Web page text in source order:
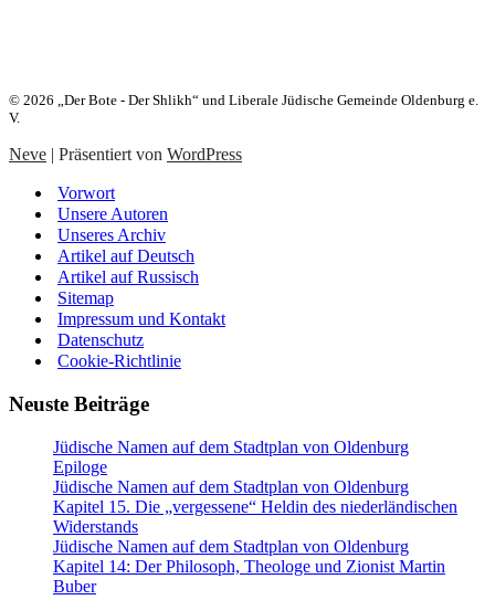
© 2026 „Der Bote - Der Shlikh“ und Liberale Jüdische Gemeinde Oldenburg e.
V.
Neve | Präsentiert von WordPress
Vorwort
Unsere Autoren
Unseres Archiv
Artikel auf Deutsch
Artikel auf Russisch
Sitemap
Impressum und Kontakt
Datenschutz
Cookie-Richtlinie
Neuste Beiträge
Jüdische Namen auf dem Stadtplan von Oldenburg
Epiloge
Jüdische Namen auf dem Stadtplan von Oldenburg
Kapitel 15. Die „vergessene“ Heldin des niederländischen
Widerstands
Jüdische Namen auf dem Stadtplan von Oldenburg
Kapitel 14: Der Philosoph, Theologe und Zionist Martin
Buber